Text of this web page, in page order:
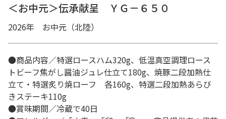
＜お中元＞伝承献呈 ＹＧ－６５０
2026年 お中元（北陸）
●商品内容／特選ロースハム320g、低温真空調理ロース
トビーフ焦がし醤油ジュレ仕立て180g、焼豚二段加熱仕
立て・特選炙り焼ローフ 各160g、特選二段加熱あらび
きステーキ110g
●賞味期間／冷蔵で40日